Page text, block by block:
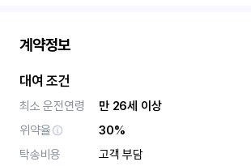
계약정보
대여 조건
최소 운전연령
만 26세 이상
위약율
30%
탁송비용
고객 부담